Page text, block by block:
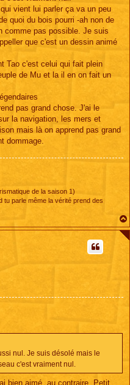
vient lui parler ça va un peu
quoi du bois pourri -ah non de
comme pas possible. Je suis
que c'est un dessin animé
Tao c'est celui qui fait plein
de Mu et la il en on fait un
pas grand chose. J'ai le
la navigation, les mers et
mais là on apprend pas grand
dommage.
de la saison 1)
tu parle même la vérité prend des
nul. Je suis désolé mais le
c'est vraiment nul.
bien aimé, au contraire. Petit